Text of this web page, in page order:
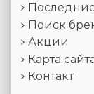
Поиск
Акции
Карта
Контакт